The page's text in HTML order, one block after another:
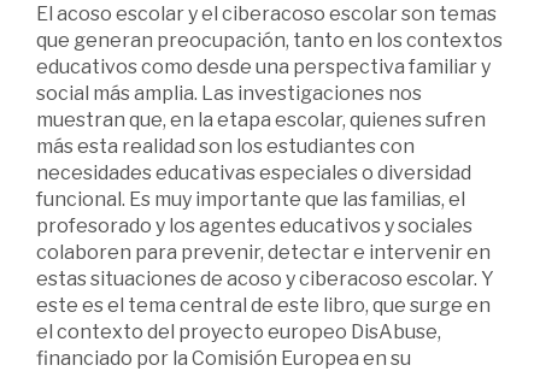
El acoso escolar y el ciberacoso escolar son temas
que generan preocupación, tanto en los contextos
educativos como desde una perspectiva familiar y
social más amplia. Las investigaciones nos
muestran que, en la etapa escolar, quienes sufren
más esta realidad son los estudiantes con
necesidades educativas especiales o diversidad
funcional. Es muy importante que las familias, el
profesorado y los agentes educativos y sociales
colaboren para prevenir, detectar e intervenir en
estas situaciones de acoso y ciberacoso escolar. Y
este es el tema central de este libro, que surge en
el contexto del proyecto europeo DisAbuse,
financiado por la Comisión Europea en su